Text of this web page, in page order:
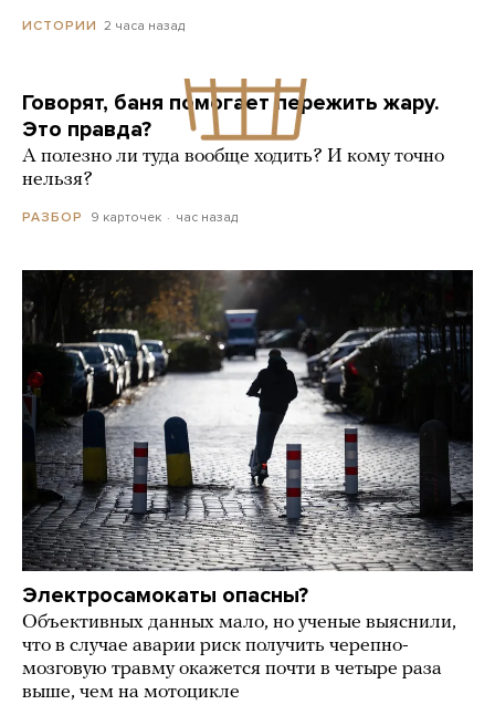
ИСТОРИИ 2 часа назад
Говорят, баня помогает пережить жару.
Это правда?
А полезно ли туда вообще ходить? И кому точно
нельзя?
РАЗБОР 9 карточек час назад
Электросамокаты опасны?
Объективных данных мало, но ученые выяснили,
что в случае аварии риск получить черепно-
мозговую травму окажется почти в четыре раза
выше, чем на мотоцикле